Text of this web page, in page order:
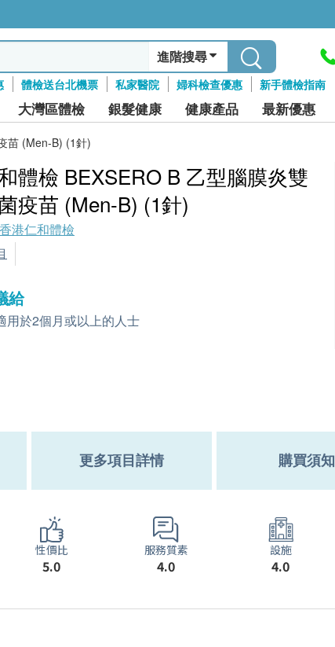
進階搜尋
體檢送台北機票 私家醫院 婦科檢查優惠 新手體檢指南
大灣區體檢 銀髮健康 健康產品 最新優惠
苗 (Men-B) (1針)
體檢 BEXSERO B 乙型腦膜炎雙
疫苗 (Men-B) (1針)
香港仁和體檢
給
用於2個月或以上的人士
更多項目詳情 購買須知
性價比
5.0
服務質素
4.0
設施
4.0